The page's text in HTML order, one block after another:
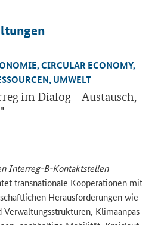
CIR­CU­LAR ECO­NO­MY,
UM­WELT
im Dia­log – Aus­tausch,
Interreg-​B-Kontaktstellen
trans­na­tio­na­le Ko­ope­ra­tio­nen mit
Her­aus­for­de­run­gen wie
Kli­ma­an­pas­